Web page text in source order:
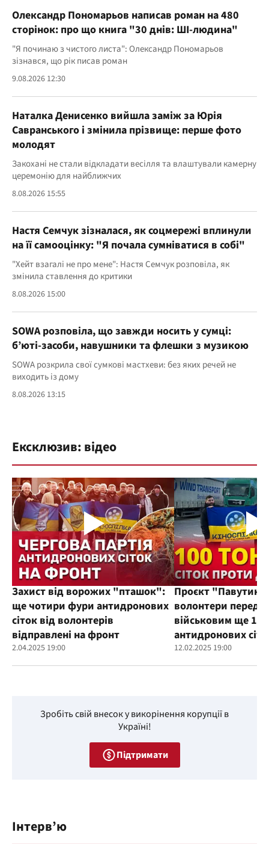
Олександр Пономарьов написав роман на 480
сторінок: про що книга "30 днів: ШІ-людина"
"Я починаю з чистого листа": Олександр Пономарьов
зізнався, що рік писав роман
9.08.2026 12:30
Наталка Денисенко вийшла заміж за Юрія
Савранського і змінила прізвище: перше фото
молодят
Закохані не стали відкладати весілля та влаштували камерну
церемонію для найближчих
8.08.2026 15:55
Настя Семчук зізналася, як соцмережі вплинули
на її самооцінку: "Я почала сумніватися в собі"
"Хейт взагалі не про мене": Настя Семчук розповіла, як
змінила ставлення до критики
8.08.2026 15:00
SOWA розповіла, що завжди носить у сумці:
б’юті-засоби, навушники та флешки з музикою
SOWA розкрила свої сумкові мастхеви: без яких речей не
виходить із дому
8.08.2026 13:15
Ексклюзив: відео
Захист від ворожих "пташок":
ще чотири фури антидронових
сіток від волонтерів
відправлені на фронт
2.04.2025 19:00
Проєкт
волонтери
військовим ще
антидронових
12.02.2025 19:00
Зробіть свій внесок у викорінення корупції в
Україні!
Підтримати
Інтерв’ю